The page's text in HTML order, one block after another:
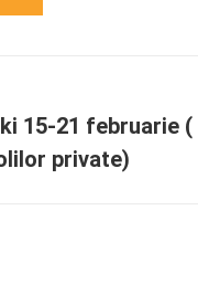
15-21 februarie (
private)